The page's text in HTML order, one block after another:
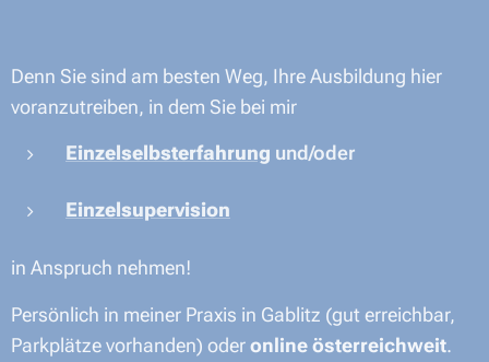
Denn Sie sind am besten Weg, Ihre Ausbildung hier
voranzutreiben, in dem Sie bei mir
Einzelselbsterfahrung und/oder
Einzelsupervision
in Anspruch nehmen!
Persönlich in meiner Praxis in Gablitz (gut erreichbar,
Parkplätze vorhanden) oder online österreichweit.